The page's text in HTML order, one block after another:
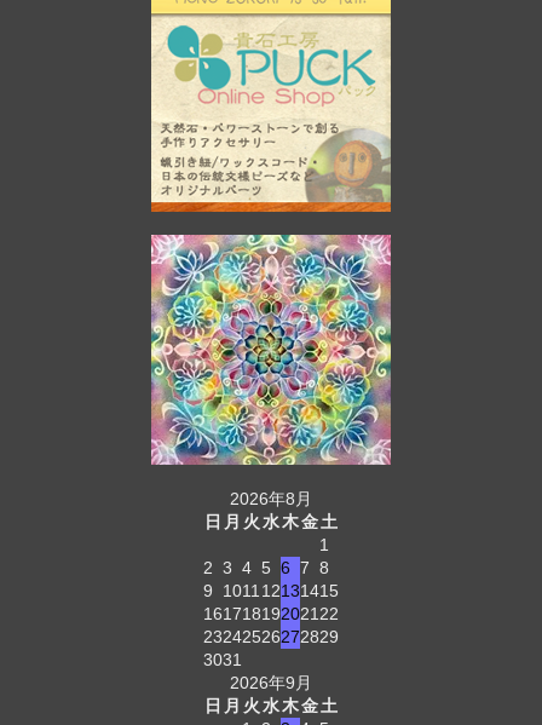
2026年8月
日 月 火水木金土
1
2 3 4 5 6 7 8
9
1011 12131415
161718192021 22
23242526272829
3031
2026年9月
日 月 火水木金土